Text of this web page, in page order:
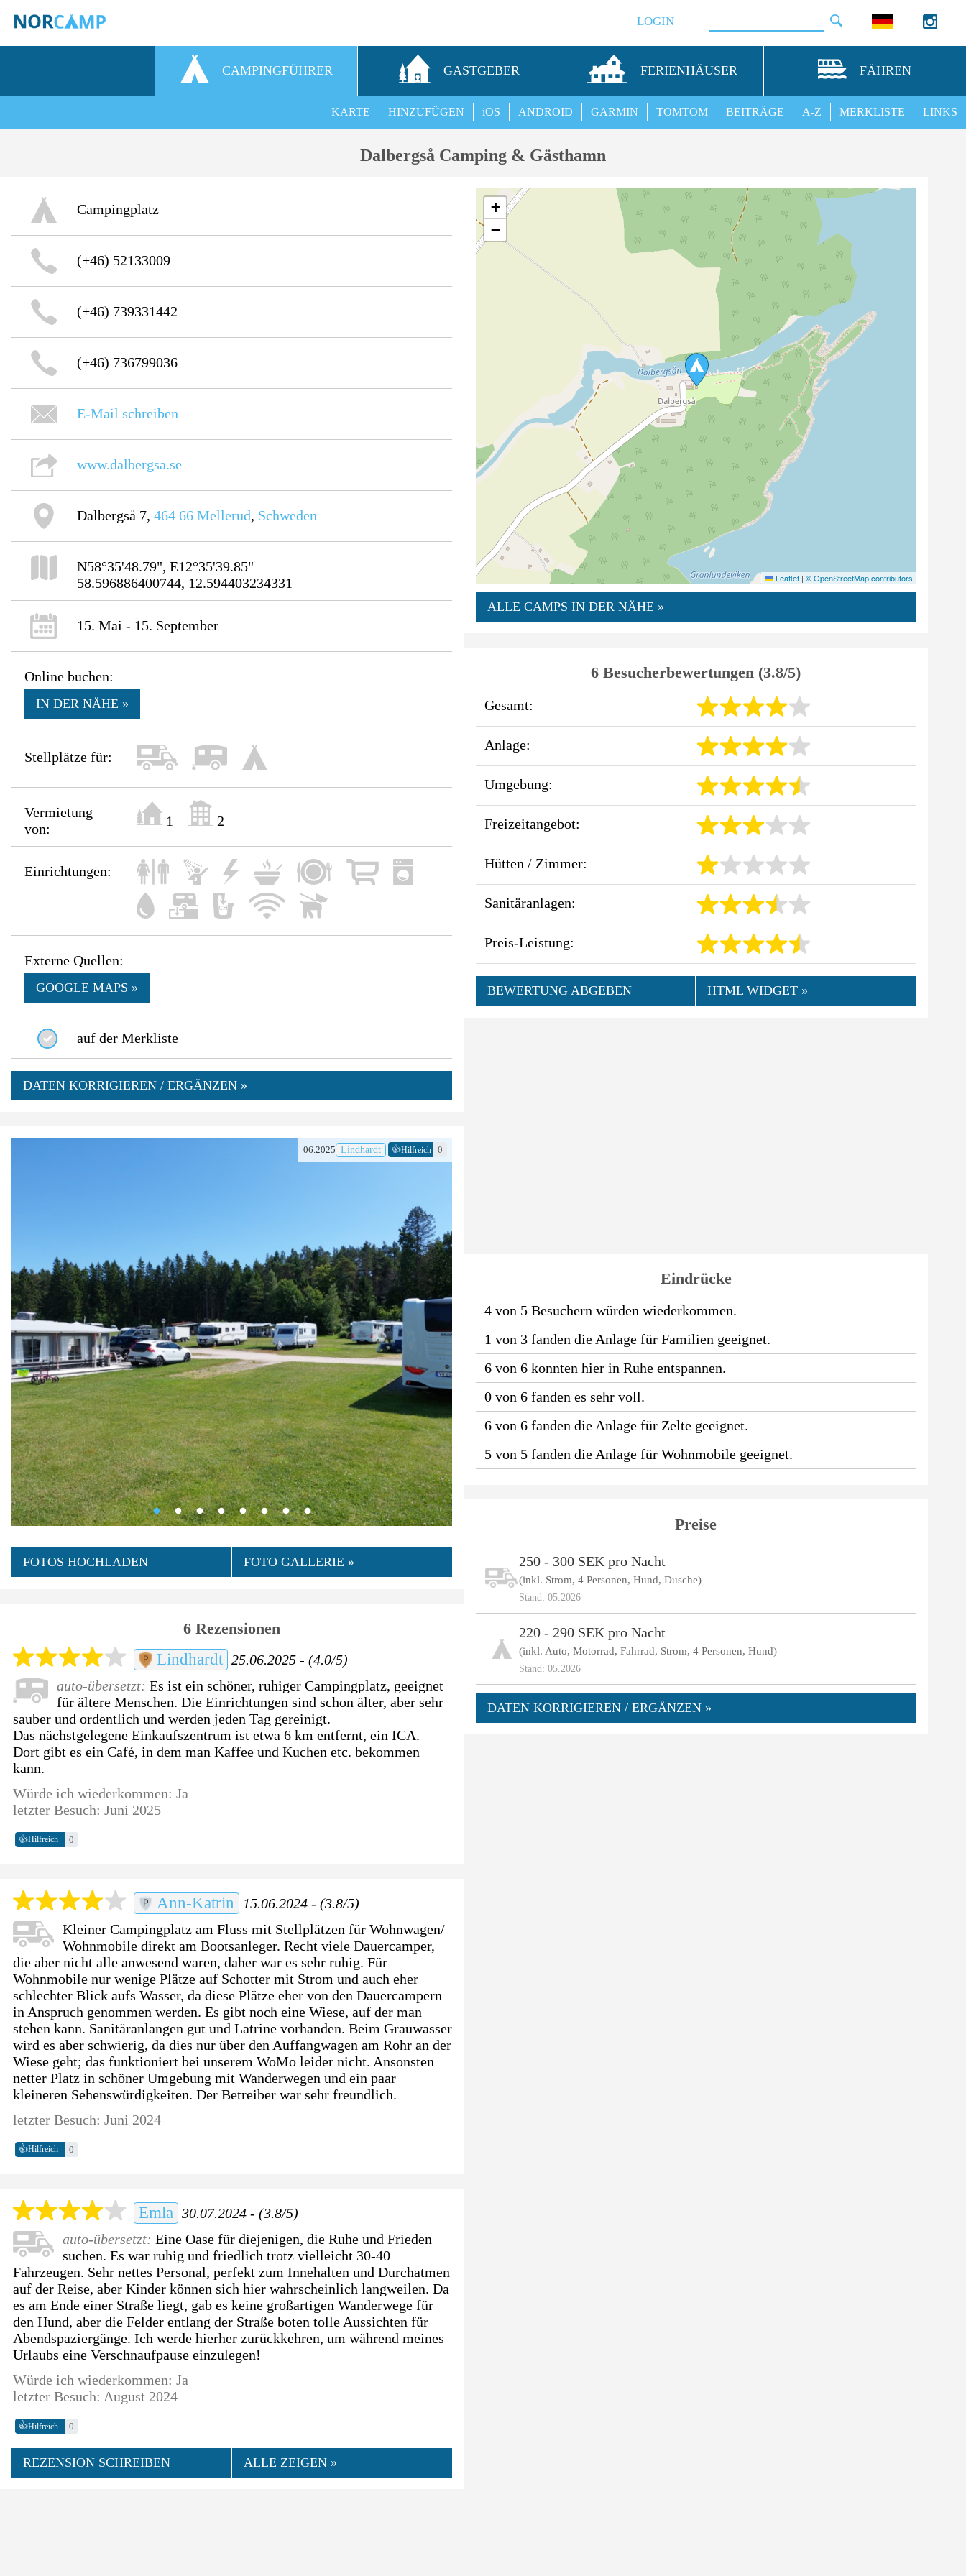
LOGIN
CAMPINGFÜHRER GASTGEBER FERIENHÄUSER FÄHREN
LINKS
MERKLISTE
A-Z
BEITRÄGE
TOMTOM
GARMIN
ANDROID
iOS
HINZUFÜGEN
KARTE
Dalbergså Camping & Gästhamn
Campingplatz
(+46) 52133009
(+46) 739331442
(+46) 736799036
E-Mail schreiben
www.dalbergsa.se
Dalbergså 7,464 66 Mellerud, Schweden
N58°35'48.79", E12°35'39.85"
58.596886400744, 12.594403234331
15. Mai - 15. September
Online buchen:
IN DER NÄHE »
Stellplätze für:
Vermietung
von:
1 2
Einrichtungen:
Externe Quellen:
GOOGLE MAPS »
auf der Merkliste
DATEN KORRIGIEREN / ERGÄNZEN »
06.2025 Lindhardt 👍Hilfreich 0
FOTOS HOCHLADEN FOTO GALLERIE »
6 Rezensionen
Lindhardt 25.06.2025 - (4.0/5)
auto-übersetzt:Es ist ein schöner, ruhiger Campingplatz, geeignet
für ältere Menschen. Die Einrichtungen sind schon älter, aber sehr
sauber und ordentlich und werden jeden Tag gereinigt.
Das nächstgelegene Einkaufszentrum ist etwa 6 km entfernt, ein ICA.
Dort gibt es ein Café, in dem man Kaffee und Kuchen etc. bekommen
kann.
Würde ich wiederkommen: Ja
letzter Besuch: Juni 2025
👍Hilfreich 0
Ann-Katrin
15.06.2024 - (3.8/5)
Kleiner Campingplatz am Fluss mit Stellplätzen für Wohnwagen/
Wohnmobile direkt am Bootsanleger. Recht viele Dauercamper,
die aber nicht alle anwesend waren, daher war es sehr ruhig. Für
Wohnmobile nur wenige Plätze auf Schotter mit Strom und auch eher
schlechter Blick aufs Wasser, da diese Plätze eher von den Dauercampern
in Anspruch genommen werden. Es gibt noch eine Wiese, auf der man
stehen kann. Sanitäranlangen gut und Latrine vorhanden. Beim Grauwasser
wird es aber schwierig, da dies nur über den Auffangwagen am Rohr an der
Wiese geht; das funktioniert bei unserem WoMo leider nicht. Ansonsten
netter Platz in schöner Umgebung mit Wanderwegen und ein paar
kleineren Sehenswürdigkeiten. Der Betreiber war sehr freundlich.
letzter Besuch: Juni 2024
👍Hilfreich 0
Emla 30.07.2024 - (3.8/5)
auto-übersetzt:Eine Oase für diejenigen, die Ruhe und Frieden
suchen. Es war ruhig und friedlich trotz vielleicht 30-40
Fahrzeugen. Sehr nettes Personal, perfekt zum Innehalten und Durchatmen
auf der Reise, aber Kinder können sich hier wahrscheinlich langweilen. Da
es am Ende einer Straße liegt, gab es keine großartigen Wanderwege für
den Hund, aber die Felder entlang der Straße boten tolle Aussichten für
Abendspaziergänge. Ich werde hierher zurückkehren, um während meines
Urlaubs eine Verschnaufpause einzulegen!
Würde ich wiederkommen: Ja
letzter Besuch: August 2024
👍Hilfreich 0
REZENSION SCHREIBEN ALLE ZEIGEN »
+
−
Leaflet | © OpenStreetMap contributors
ALLE CAMPS IN DER NÄHE »
6 Besucherbewertungen (3.8/5)
Gesamt:
Anlage:
Umgebung:
Freizeitangebot:
Hütten / Zimmer:
Sanitäranlagen:
Preis-Leistung:
BEWERTUNG ABGEBEN HTML WIDGET »
Eindrücke
4 von 5 Besuchern würden wiederkommen.
1 von 3 fanden die Anlage für Familien geeignet.
6 von 6 konnten hier in Ruhe entspannen.
0 von 6 fanden es sehr voll.
6 von 6 fanden die Anlage für Zelte geeignet.
5 von 5 fanden die Anlage für Wohnmobile geeignet.
Preise
250 - 300 SEK pro Nacht
(inkl. Strom, 4 Personen, Hund, Dusche)
Stand: 05.2026
220 - 290 SEK pro Nacht
(inkl. Auto, Motorrad, Fahrrad, Strom, 4 Personen, Hund)
Stand: 05.2026
DATEN KORRIGIEREN / ERGÄNZEN »